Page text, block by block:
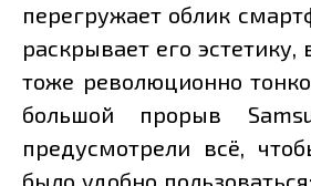
перегружает облик
раскрывает его эстетику,
тоже революционно
большой прорыв
предусмотрели всё,